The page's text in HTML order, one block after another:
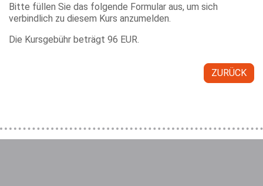
Bitte füllen Sie das folgende Formular aus, um sich
verbindlich zu diesem Kurs anzumelden.
Die Kursgebühr beträgt 96 EUR.
ZURÜCK